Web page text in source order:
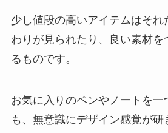
少し値段の高いアイテムはそれ
わりが見られたり、良い素材を
るものです。
お気に入りのペンやノートを一
も、無意識にデザイン感覚が研